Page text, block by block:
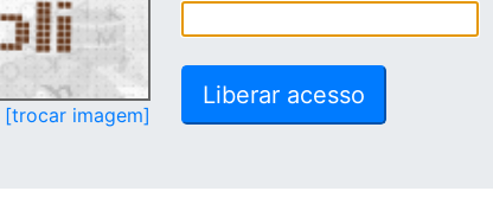
[trocar imagem]